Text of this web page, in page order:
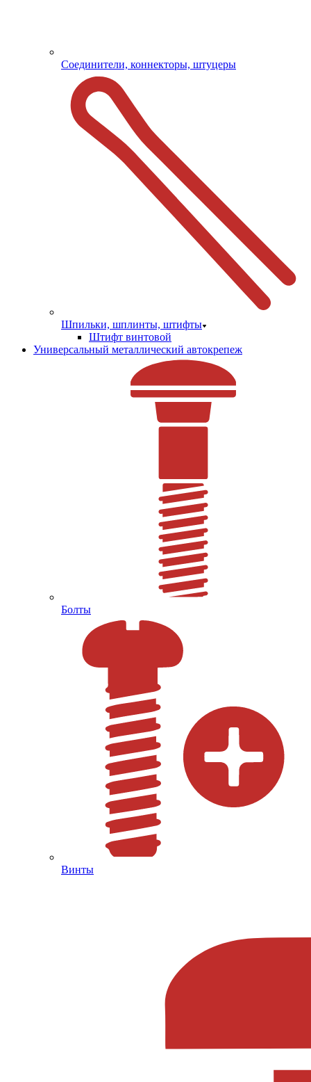
Соединители, коннекторы, штуцеры
Шпильки, шплинты, штифты
Штифт винтовой
Универсальный металлический автокрепеж
Болты
Винты